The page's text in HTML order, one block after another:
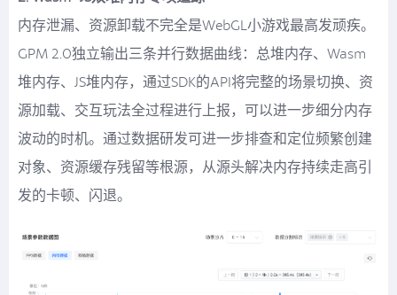
内存泄漏、资源卸载不完全是WebGL小游戏最高发顽疾。
GPM 2.0独立输出三条并行数据曲线：总堆内存、Wasm
堆内存、JS堆内存，通过SDK的API将完整的场景切换、资
源加载、交互玩法全过程进行上报，可以进一步细分内存
波动的时机。通过数据研发可进一步排查和定位频繁创建
对象、资源缓存残留等根源，从源头解决内存持续走高引
发的卡顿、闪退。